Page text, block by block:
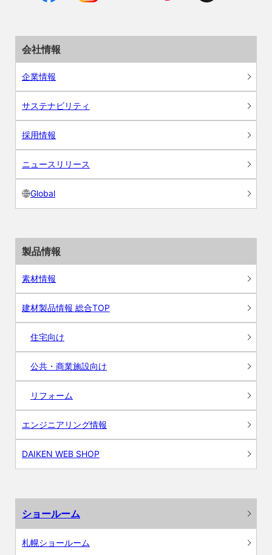
会社情報
企業情報
サステナビリティ
採用情報
ニュースリリース
Global
製品情報
素材情報
建材製品情報 総合TOP
住宅向け
公共・商業施設向け
リフォーム
エンジニアリング情報
DAIKEN WEB SHOP
ショールーム
札幌ショールーム